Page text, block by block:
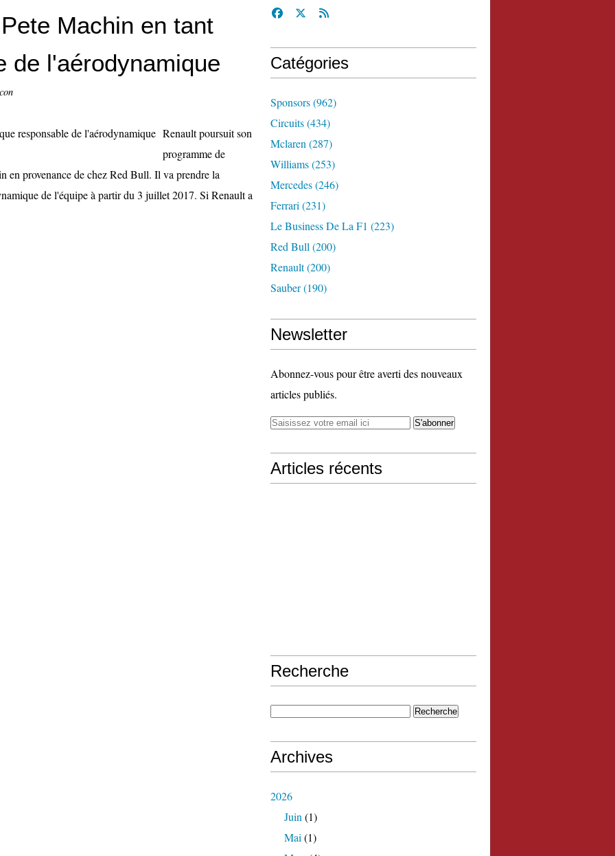
Machin en tant
de l'aérodynamique
Renault poursuit son
programme de
en provenance de chez Red Bull. Il va prendre la
de l'équipe à partir du 3 juillet 2017. Si Renault a
Catégories
Sponsors(962)
Circuits(434)
Mclaren (287)
Williams(253)
Mercedes(246)
Ferrari (231)
Le Business De La F1 (223)
Red Bull (200)
Renault(200)
Sauber(190)
Newsletter
Abonnez-vous pour être averti des nouveaux
articles publiés.
Articles récents
Recherche
Archives
2026
Juin (1)
Mai (1)